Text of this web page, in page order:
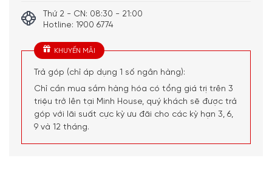
Thứ 2 - CN: 08:30 - 21:00
Hotline: 1900 6774
KHUYẾN MÃI
Trả góp (chỉ áp dụng 1 số ngân hàng):
Chỉ cần mua sắm hàng hóa có tổng giá trị trên 3
triệu trở lên tại Minh House, quý khách sẽ được trả
góp với lãi suất cực kỳ ưu đãi cho các kỳ hạn 3, 6,
9 và 12 tháng.